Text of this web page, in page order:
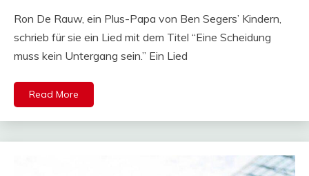
Ron De Rauw, ein Plus-Papa von Ben Segers’ Kindern,
schrieb für sie ein Lied mit dem Titel “Eine Scheidung
muss kein Untergang sein.” Ein Lied
Read More